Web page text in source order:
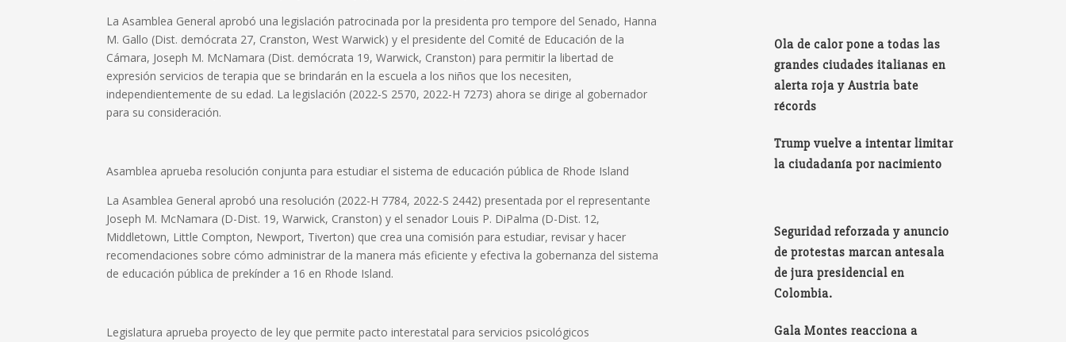
La Asamblea General aprobó una legislación patrocinada por la presidenta pro tempore del Senado, Hanna
M. Gallo (Dist. demócrata 27, Cranston, West Warwick) y el presidente del Comité de Educación de la
Cámara, Joseph M. McNamara (Dist. demócrata 19, Warwick, Cranston) para permitir la libertad de
expresión servicios de terapia que se brindarán en la escuela a los niños que los necesiten,
independientemente de su edad. La legislación (2022-S 2570, 2022-H 7273) ahora se dirige al gobernador
para su consideración.
Asamblea aprueba resolución conjunta para estudiar el sistema de educación pública de Rhode Island
La Asamblea General aprobó una resolución (2022-H 7784, 2022-S 2442) presentada por el representante
Joseph M. McNamara (D-Dist. 19, Warwick, Cranston) y el senador Louis P. DiPalma (D-Dist. 12,
Middletown, Little Compton, Newport, Tiverton) que crea una comisión para estudiar, revisar y hacer
recomendaciones sobre cómo administrar de la manera más eficiente y efectiva la gobernanza del sistema
de educación pública de prekínder a 16 en Rhode Island.
Legislatura aprueba proyecto de ley que permite pacto interestatal para servicios psicológicos
Ola de calor pone a todas las
grandes ciudades italianas en
alerta roja y Austria bate
récords
Trump vuelve a intentar limitar
la ciudadanía por nacimiento
Seguridad reforzada y anuncio
de protestas marcan antesala
de jura presidencial en
Colombia.
Gala Montes reacciona a